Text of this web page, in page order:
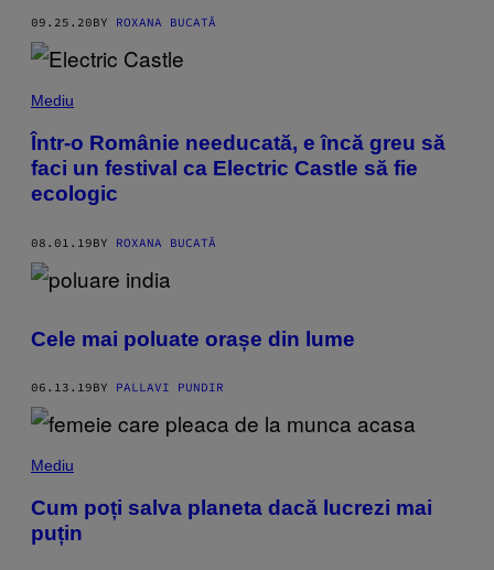
09.25.20BY ROXANA BUCATĂ
Mediu
Într-o Românie needucată, e încă greu să
faci un festival ca Electric Castle să fie
ecologic
08.01.19BY ROXANA BUCATĂ
Cele mai poluate orașe din lume
06.13.19BY PALLAVI PUNDIR
Mediu
Cum poți salva planeta dacă lucrezi mai
puțin